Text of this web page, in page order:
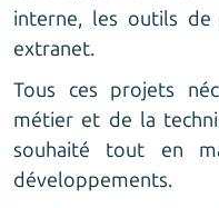
interne, les outils de
extranet.
Tous ces projets
métier et de la
souhaité tout en
développements.